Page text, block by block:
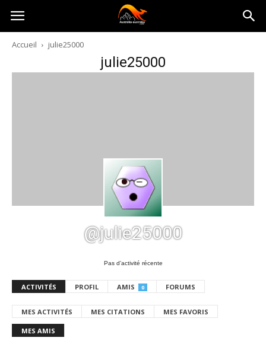
Australia-
australie.com
Accueil julie25000
julie25000
@julie25000
Pas d’activité récente
ACTIVITÉS PROFIL AMIS 0 FORUMS
MES ACTIVITÉS MES CITATIONS MES FAVORIS
MES AMIS